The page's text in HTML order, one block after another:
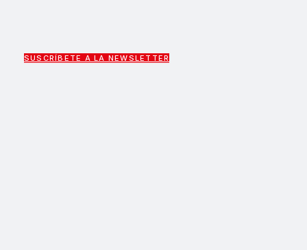
SUSCRÍBETE A LA NEWSLETTER